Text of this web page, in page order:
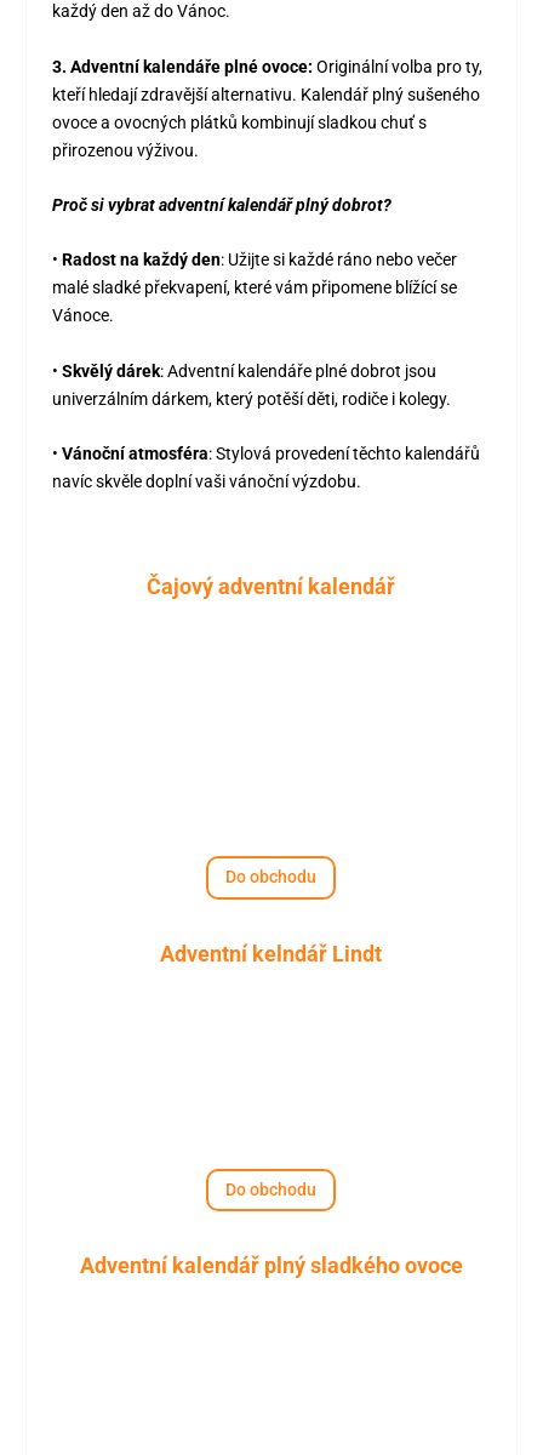
každý den až do Vánoc.
3. Adventní kalendáře plné ovoce: Originální volba pro ty,
kteří hledají zdravější alternativu. Kalendář plný sušeného
ovoce a ovocných plátků kombinují sladkou chuť s
přirozenou výživou.
Proč si vybrat adventní kalendář plný dobrot?
• Radost na každý den:Užijte si každé ráno nebo večer
malé sladké překvapení, které vám připomene blížící se
Vánoce.
• Skvělý dárek:Adventní kalendáře plné dobrot jsou
univerzálním dárkem, který potěší děti, rodiče i kolegy.
• Vánoční atmosféra:Stylová provedení těchto kalendářů
navíc skvěle doplní vaši vánoční výzdobu.
Čajový adventní kalendář
Do obchodu
Adventní kelndář Lindt
Do obchodu
Adventní kalendář plný sladkého ovoce